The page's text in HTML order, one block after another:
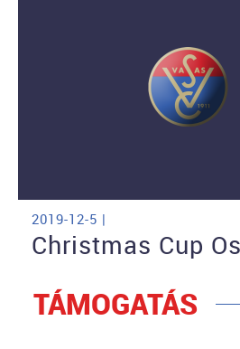
2019-12-5 |
Christmas Cup
TÁMOGATÁS